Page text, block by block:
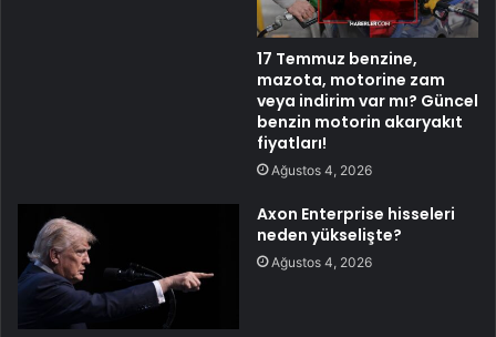
17 Temmuz benzine,
mazota, motorine zam
veya indirim var mı? Güncel
benzin motorin akaryakıt
fiyatları!
Ağustos 4, 2026
Axon Enterprise hisseleri
neden yükselişte?
Ağustos 4, 2026